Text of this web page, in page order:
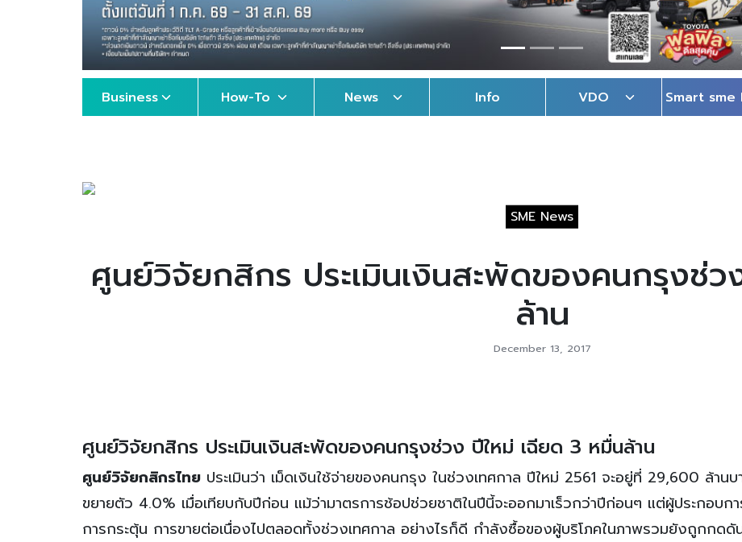
Business How-To News Info VDO Smart sme
SME News
ศูนย์วิจัยกสิกร ประเมินเงินสะพัดของคนกรุงช่
ล้าน
December 13, 2017
ศูนย์วิจัยกสิกร ประเมินเงินสะพัดของคนกรุงช่วง ปีใหม่ เฉียด 3 หมื่นล้าน
ศูนย์วิจัยกสิกรไทย ประเมินว่า เม็ดเงินใช้จ่ายของคนกรุง ในช่วงเทศกาล ปีใหม่ 2561 จะอยู่ที่ 29,600 ล้านบ
ขยายตัว 4.0% เมื่อเทียบกับปีก่อน แม้ว่ามาตรการช้อปช่วยชาติในปีนี้จะออกมาเร็วกว่าปีก่อนๆ แต่ผู้ประกอบก
การกระตุ้น การขายต่อเนื่องไปตลอดทั้งช่วงเทศกาล อย่างไรก็ดี กำลังซื้อของผู้บริโภคในภาพรวมยังถูกกดดั